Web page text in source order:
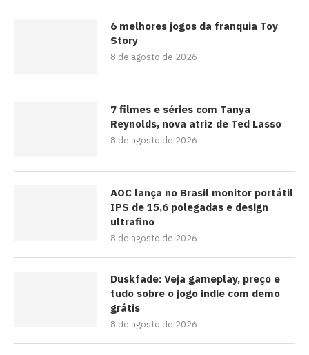
6 melhores jogos da franquia Toy
Story
8 de agosto de 2026
7 filmes e séries com Tanya
Reynolds, nova atriz de Ted Lasso
8 de agosto de 2026
AOC lança no Brasil monitor portátil
IPS de 15,6 polegadas e design
ultrafino
8 de agosto de 2026
Duskfade: Veja gameplay, preço e
tudo sobre o jogo indie com demo
grátis
8 de agosto de 2026